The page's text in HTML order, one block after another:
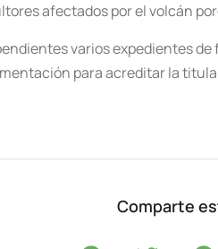
afectados por el volcán
varios expedientes
para acreditar la
Comparte